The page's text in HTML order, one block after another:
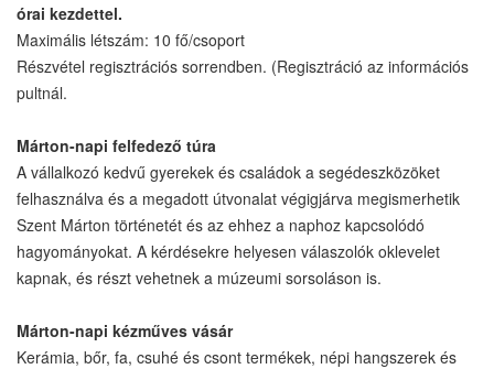
órai kezdettel.
Maximális létszám: 10 fő/csoport
Részvétel regisztrációs sorrendben. (Regisztráció az információs
pultnál.
Márton-napi felfedező túra
A vállalkozó kedvű gyerekek és családok a segédeszközöket
felhasználva és a megadott útvonalat végigjárva megismerhetik
Szent Márton történetét és az ehhez a naphoz kapcsolódó
hagyományokat. A kérdésekre helyesen válaszolók oklevelet
kapnak, és részt vehetnek a múzeumi sorsoláson is.
Márton-napi kézműves vásár
Kerámia, bőr, fa, csuhé és csont termékek, népi hangszerek és